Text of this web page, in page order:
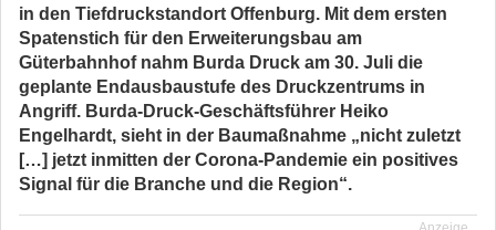
in den Tiefdruckstandort Offenburg. Mit dem ersten
Spatenstich für den Erweiterungsbau am
Güterbahnhof nahm Burda Druck am 30. Juli die
geplante Endausbaustufe des Druckzentrums in
Angriff. Burda-Druck-Geschäftsführer Heiko
Engelhardt, sieht in der Baumaßnahme „nicht zuletzt
[…] jetzt inmitten der Corona-Pandemie ein positives
Signal für die Branche und die Region“.